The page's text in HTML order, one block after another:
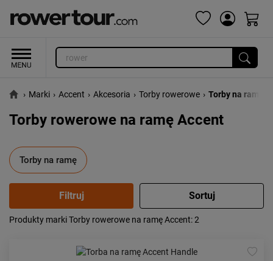
› Marki › Accent › Akcesoria › Torby rowerowe › Torby na ramę
Torby rowerowe na ramę Accent
Torby na ramę
Popularność:
od najwyższej
Produkty marki Torby rowerowe na ramę Accent: 2